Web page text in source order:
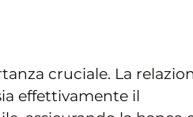
cruciale. La
effettivamente il